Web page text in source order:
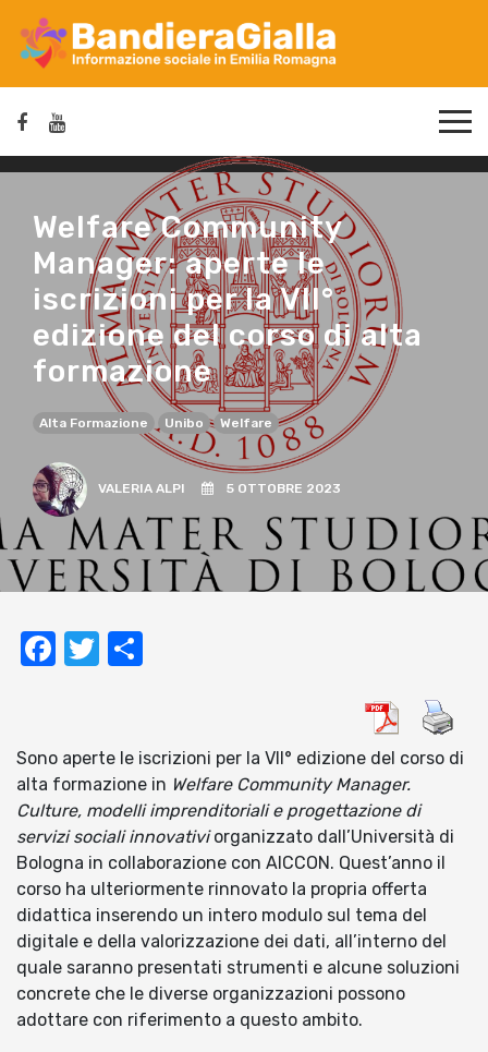
Welfare Community
Manager: aperte le
iscrizioni per la VII°
edizione del corso di alta
formazione
Alta Formazione Unibo Welfare
VALERIA ALPI 5 OTTOBRE 2023
Facebook
Twitter
Sono aperte le iscrizioni per la VII° edizione del corso di
alta formazione in Welfare Community Manager.
Culture, modelli imprenditoriali e progettazione di
servizi sociali innovativiorganizzato dall’Università di
Bologna in collaborazione con AICCON. Quest’anno il
corso ha ulteriormente rinnovato la propria offerta
didattica inserendo un intero modulo sul tema del
digitale e della valorizzazione dei dati, all’interno del
quale saranno presentati strumenti e alcune soluzioni
concrete che le diverse organizzazioni possono
adottare con riferimento a questo ambito.